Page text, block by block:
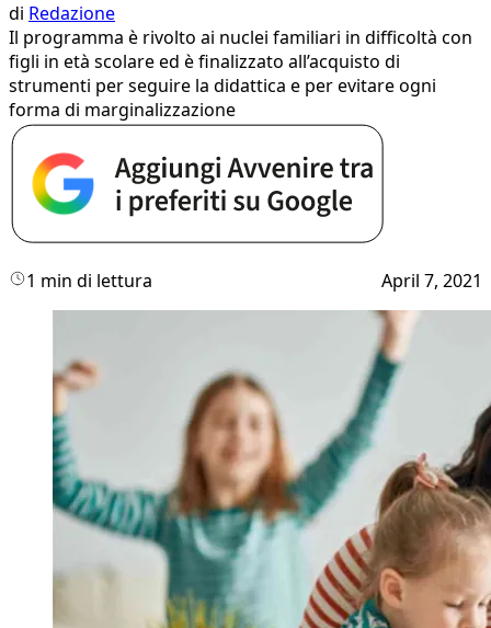
di Redazione
Il programma è rivolto ai nuclei familiari in difficoltà con
figli in età scolare ed è finalizzato all’acquisto di
strumenti per seguire la didattica e per evitare ogni
forma di marginalizzazione
1 min di lettura April 7, 2021